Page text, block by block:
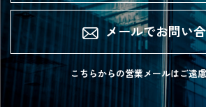
メールでお問い
こちらからの営業メールはご遠